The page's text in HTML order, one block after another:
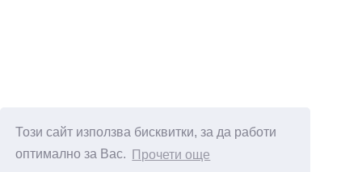
Този сайт използва бисквитки, за да работи
оптимално за Вас.
Прочети още